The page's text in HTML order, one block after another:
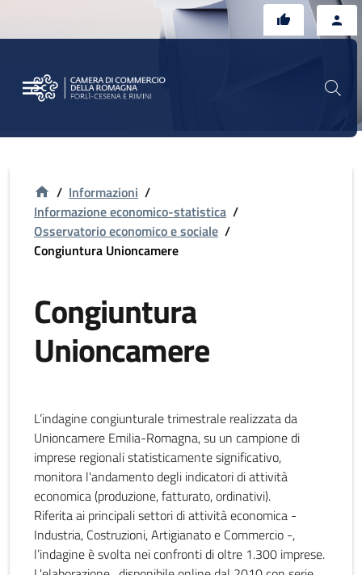
/ Informazioni /
Informazione economico-statistica /
Osservatorio economico e sociale /
Congiuntura Unioncamere
Congiuntura
Unioncamere
L’indagine congiunturale trimestrale realizzata da
Unioncamere Emilia-Romagna, su un campione di
imprese regionali statisticamente significativo,
monitora l'andamento degli indicatori di attività
economica (produzione, fatturato, ordinativi).
Riferita ai principali settori di attività economica -
Industria, Costruzioni, Artigianato e Commercio -,
l’indagine è svolta nei confronti di oltre 1.300 imprese.